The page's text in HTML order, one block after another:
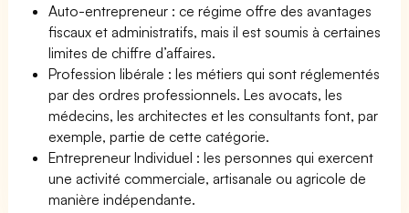
Auto-entrepreneur : ce régime offre des avantages
fiscaux et administratifs, mais il est soumis à certaines
limites de chiffre d’affaires.
Profession libérale : les métiers qui sont réglementés
par des ordres professionnels. Les avocats, les
médecins, les architectes et les consultants font, par
exemple, partie de cette catégorie.
Entrepreneur Individuel : les personnes qui exercent
une activité commerciale, artisanale ou agricole de
manière indépendante.